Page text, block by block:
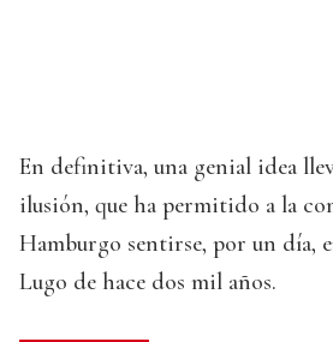
En definitiva, una genial idea
ilusión, que ha permitido a la
Hamburgo sentirse, por un día,
Lugo de hace dos mil años.